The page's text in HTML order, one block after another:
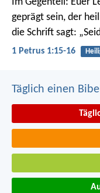
geprägt sein, der
die Schrift sagt:
1 Petrus 1:15-16
Täglich einen